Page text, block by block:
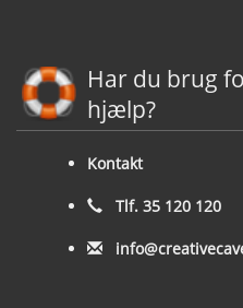
Har du brug
hjælp?
Kontakt
Tlf. 35 120 120